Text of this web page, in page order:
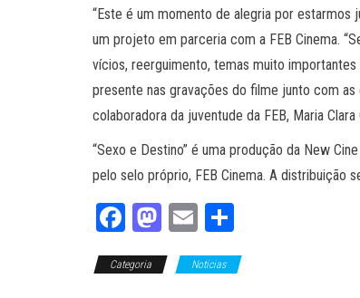
“Este é um momento de alegria por estarmos
um projeto em parceria com a FEB Cinema.
vícios, reerguimento, temas muito
presente nas gravações do filme junto com
colaboradora da juventude da FEB, Maria Clara
“Sexo e Destino” é uma produção da New
pelo selo próprio, FEB Cinema. A distribuição
Fa
ce
bo
M
as
to
E
m
ail
ar
e
Categoria Noticias